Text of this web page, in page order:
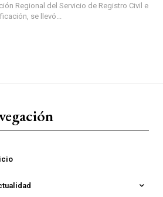
Regional del Servicio de Registro Civil e
se llevó...